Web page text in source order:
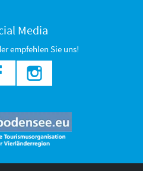
Media
empfehlen Sie uns!